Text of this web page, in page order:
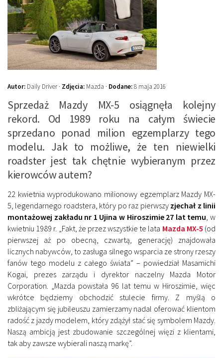
Autor: Daily Driver · Zdjęcia: Mazda · Dodane:8 maja 2016
Sprzedaż Mazdy MX-5 osiągnęła kolejny
rekord. Od 1989 roku na całym świecie
sprzedano ponad milion egzemplarzy tego
modelu. Jak to możliwe, że ten niewielki
roadster jest tak chętnie wybieranym przez
kierowców autem?
22 kwietnia wyprodukowano milionowy egzemplarz Mazdy MX-
5, legendarnego roadstera, który po raz pierwszy zjechał z linii
montażowej zakładu nr 1 Ujina w Hiroszimie 27 lat temu , w
kwietniu 1989 r. „Fakt, że przez wszystkie te lata Mazda MX-5 (od
pierwszej aż po obecną, czwartą, generację) znajdowała
licznych nabywców, to zasługa silnego wsparcia ze strony rzeszy
fanów tego modelu z całego świata” – powiedział Masamichi
Kogai, prezes zarządu i dyrektor naczelny Mazda Motor
Corporation. „Mazda powstała 96 lat temu w Hiroszimie, więc
wkrótce będziemy obchodzić stulecie firmy. Z myślą o
zbliżającym się jubileuszu zamierzamy nadal oferować klientom
radość z jazdy modelem, który zdążył stać się symbolem Mazdy.
Naszą ambicją jest zbudowanie szczególnej więzi z klientami,
tak aby zawsze wybierali naszą markę”.